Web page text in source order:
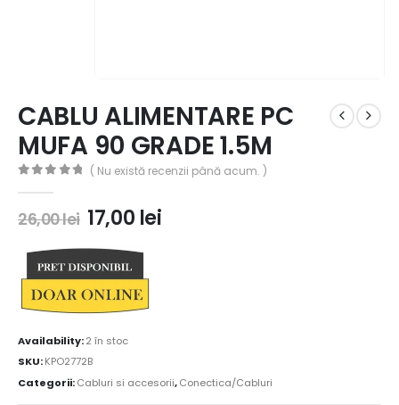
CABLU ALIMENTARE PC
MUFA 90 GRADE 1.5M
( Nu există recenzii până acum. )
26,00lei 17,00 lei
Availability:2 în stoc
SKU:KPO2772B
Categorii:Cabluri si accesorii,Conectica/Cabluri